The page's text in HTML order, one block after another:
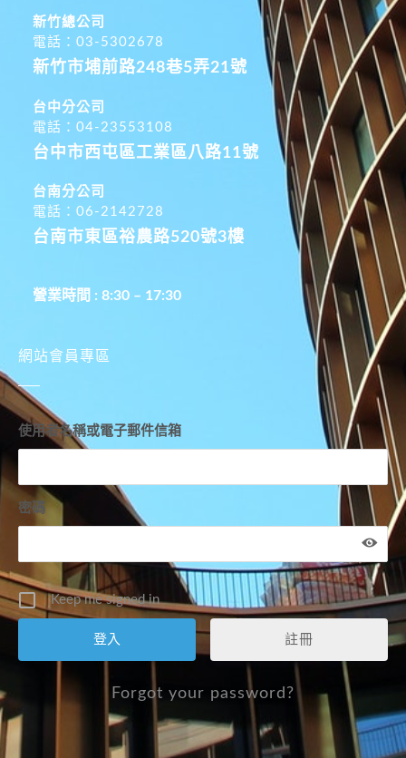
新竹總公司
電話：03-5302678
新竹市埔前路248巷5弄21號
台中分公司
電話：04-23553108
台中市西屯區工業區八路11號
台南分公司
電話：06-2142728
台南市東區裕農路520號3樓
營業時間 : 8:30 – 17:30
網站會員專區
使用者名稱或電子郵件信箱
密碼
Keep me signed in
註冊
Forgot your password?